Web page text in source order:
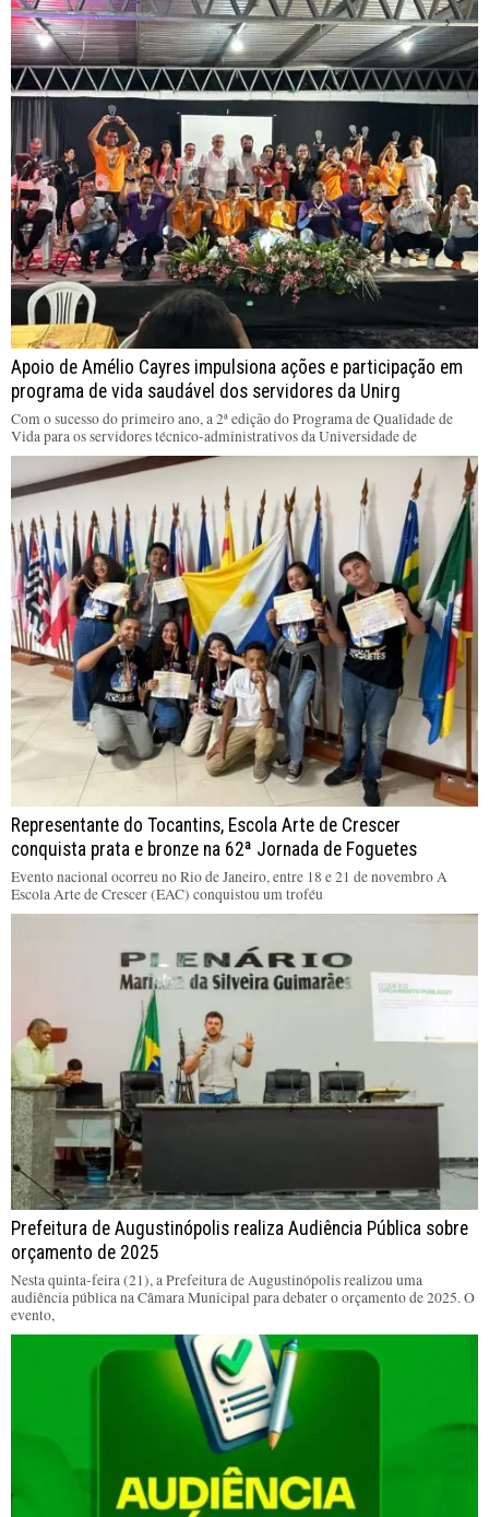
Apoio de Amélio Cayres impulsiona ações e participação em
programa de vida saudável dos servidores da Unirg
Com o sucesso do primeiro ano, a 2ª edição do Programa de Qualidade de
Vida para os servidores técnico-administrativos da Universidade de
Representante do Tocantins, Escola Arte de Crescer
conquista prata e bronze na 62ª Jornada de Foguetes
Evento nacional ocorreu no Rio de Janeiro, entre 18 e 21 de novembro A
Escola Arte de Crescer (EAC) conquistou um troféu
Prefeitura de Augustinópolis realiza Audiência Pública sobre
orçamento de 2025
Nesta quinta-feira (21), a Prefeitura de Augustinópolis realizou uma
audiência pública na Câmara Municipal para debater o orçamento de 2025. O
evento,